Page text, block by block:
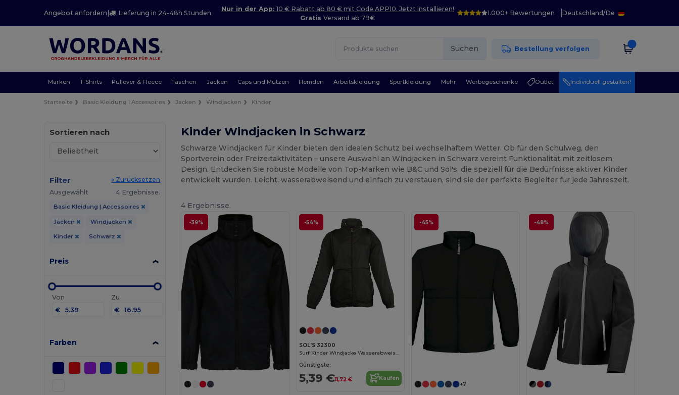
Angebot anfordern | Lieferung in 24-48h Stunden
Nur in der App: 10 € Rabatt ab 80 € mit Code APP10. Jetzt installieren!
GratisVersand ab 79€
1.000+ Bewertungen Deutschland/De
Suchen Bestellung verfolgen
Marken T-Shirts Pullover & Fleece Taschen Jacken Caps und Mützen Hemden Arbeitskleidung Sportkleidung Mehr Werbegeschenke Outlet Individuell gestalten!
Startseite Basic Kleidung | Accessoires Jacken Windjacken Kinder
Sortieren nach
Filter
« Zurücksetzen
Ausgewählt
4 Ergebnisse.
Basic Kleidung | Accessoires
Jacken Windjacken
Kinder Schwarz
Preis
Von
€
Zu
€
Farben
Kinder Windjacken in Schwarz
Schwarze Windjacken für Kinder bieten den idealen Schutz bei wechselhaftem Wetter. Ob für den Schulweg, den
Sportverein oder Freizeitaktivitäten – unsere Auswahl an Windjacken in Schwarz vereint Funktionalität mit zeitlosem
Design. Entdecken Sie robuste Modelle von Top-Marken wie B&C und Sol's, die speziell für die Bedürfnisse aktiver Kinder
entwickelt wurden. Leicht, wasserabweisend und einfach zu verstauen, sind sie der perfekte Begleiter für jede Jahreszeit.
4 Ergebnisse.
-39% -54%
SOL'S 32300
Surf Kinder Windjacke Wasserabweisend
Günstigste:
5,39 €11,72 € Kaufen
-45%
+7
-48%